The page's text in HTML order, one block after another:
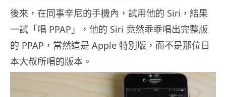
後來，在同事辛尼的手機內，試用他的 Siri，結果
一試「唱 PPAP」，他的 Siri 竟然乖乖唱出完整版
的 PPAP，當然這是 Apple 特別版，而不是那位日
本大叔所唱的版本。